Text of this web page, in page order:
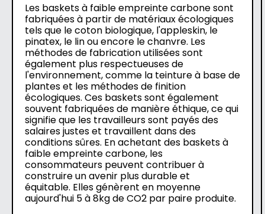
Les baskets à faible empreinte carbone sont
fabriquées à partir de matériaux écologiques
tels que le coton biologique, l'appleskin, le
pinatex, le lin ou encore le chanvre. Les
méthodes de fabrication utilisées sont
également plus respectueuses de
l'environnement, comme la teinture à base de
plantes et les méthodes de finition
écologiques. Ces baskets sont également
souvent fabriquées de manière éthique, ce qui
signifie que les travailleurs sont payés des
salaires justes et travaillent dans des
conditions sûres. En achetant des baskets à
faible empreinte carbone, les
consommateurs peuvent contribuer à
construire un avenir plus durable et
équitable. Elles génèrent en moyenne
aujourd'hui 5 à 8kg deCO2 par paire produite.